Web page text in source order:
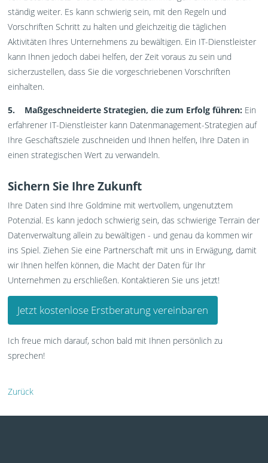
ständig weiter. Es kann schwierig sein, mit den Regeln und
Vorschriften Schritt zu halten und gleichzeitig die täglichen
Aktivitäten Ihres Unternehmens zu bewältigen. Ein IT-Dienstleister
kann Ihnen jedoch dabei helfen, der Zeit voraus zu sein und
sicherzustellen, dass Sie die vorgeschriebenen Vorschriften
einhalten.
5. Maßgeschneiderte Strategien, die zum Erfolg führen: Ein
erfahrener IT-Dienstleister kann Datenmanagement-Strategien auf
Ihre Geschäftsziele zuschneiden und Ihnen helfen, Ihre Daten in
einen strategischen Wert zu verwandeln.
Sichern Sie Ihre Zukunft
Ihre Daten sind Ihre Goldmine mit wertvollem, ungenutztem
Potenzial. Es kann jedoch schwierig sein, das schwierige Terrain der
Datenverwaltung allein zu bewältigen - und genau da kommen wir
ins Spiel. Ziehen Sie eine Partnerschaft mit uns in Erwägung, damit
wir Ihnen helfen können, die Macht der Daten für Ihr
Unternehmen zu erschließen. Kontaktieren Sie uns jetzt!
Jetzt kostenlose Erstberatung vereinbaren
Ich freue mich darauf, schon bald mit Ihnen persönlich zu
sprechen!
Zurück